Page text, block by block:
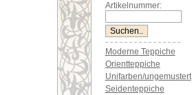
Artikelnummer:
Moderne Teppiche
Orientteppiche
Unifarben/ungemustert
Seidenteppiche